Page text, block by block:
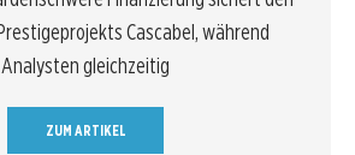
Cascabel, während
Analysten gleichzeitig
ZUM ARTIKEL